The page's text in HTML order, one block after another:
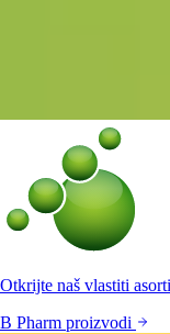
Otkrijte naš vlastiti
B Pharm proizvodi